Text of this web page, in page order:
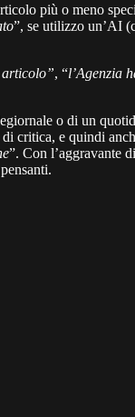
più o meno
”, se utilizzo un’AI
articolo”, “l’Agenzia
o di un
critica, e quindi
”. Con l’aggravante